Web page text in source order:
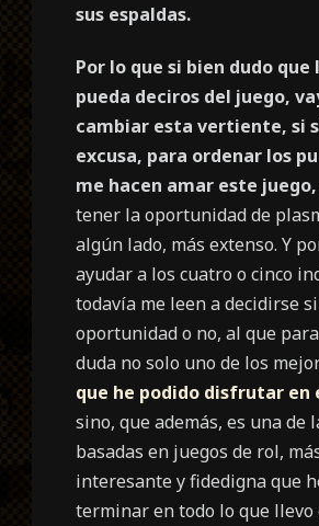
sus espaldas.
Por lo que si bien dudo que
pueda deciros del juego,
cambiar esta vertiente, si
excusa, para ordenar los
me hacen amar este juego,
tener la oportunidad de
algún lado, más extenso. Y
ayudar a los cuatro o cinco
todavía me leen a decidirse
oportunidad o no, al que
duda no solo uno de los
que he podido disfrutar en
sino, que además, es una de
basadas en juegos de rol,
interesante y fidedigna que
terminar en todo lo que llevo